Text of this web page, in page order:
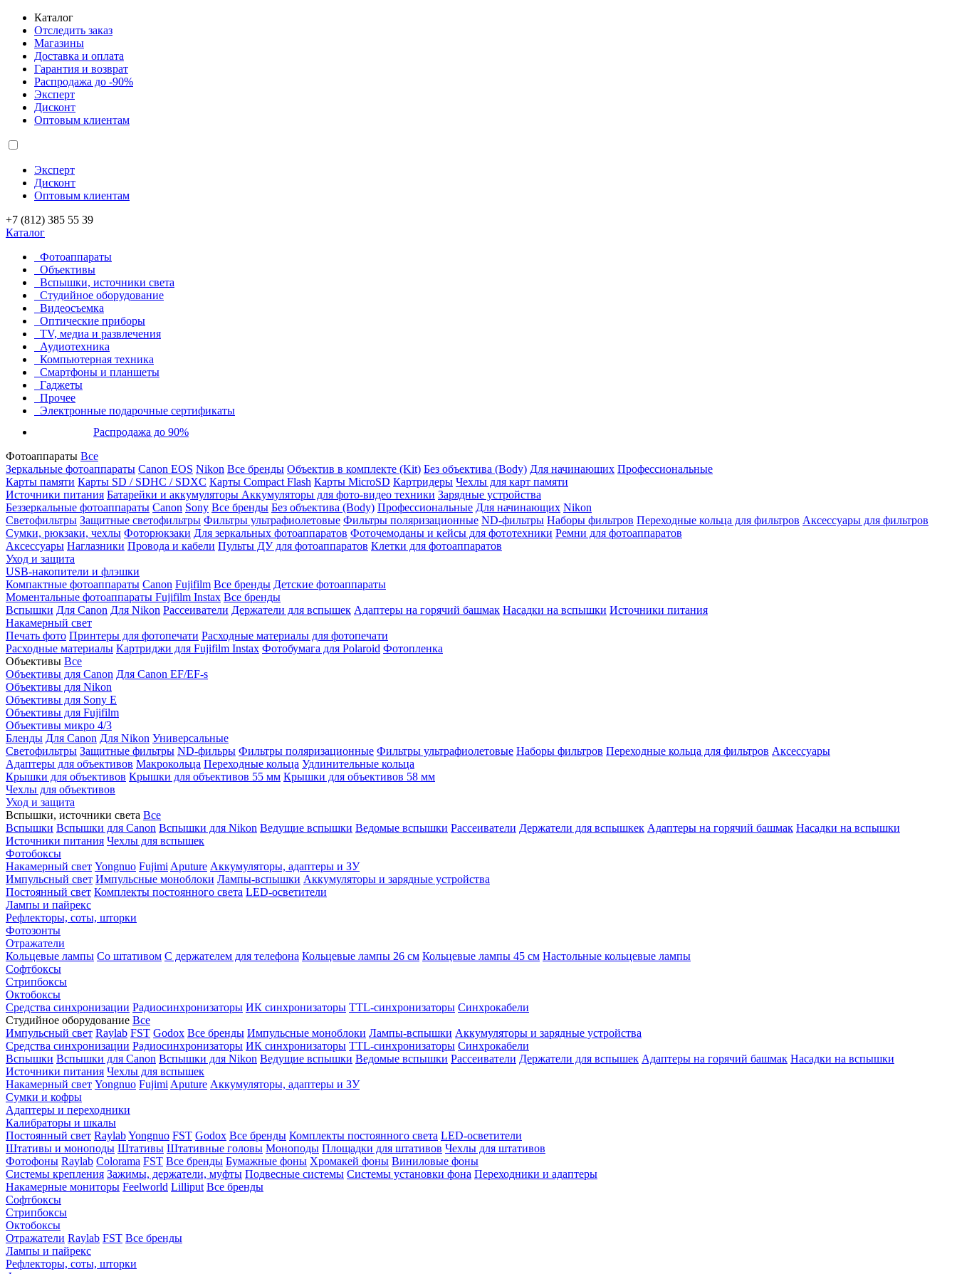
Каталог
Отследить заказ
Магазины
Доставка и оплата
Гарантия и возврат
Распродажа до -90%
Эксперт
Дисконт
Оптовым клиентам
Эксперт
Дисконт
Оптовым клиентам
+7 (812) 385 55 39
Каталог
Фотоаппараты
Объективы
Вспышки, источники света
Студийное оборудование
Видеосъемка
Оптические приборы
TV, медиа и развлечения
Аудиотехника
Компьютерная техника
Смартфоны и планшеты
Гаджеты
Прочее
Электронные подарочные сертификаты
Распродажа до 90%
Фотоаппараты Все
Зеркальные фотоаппараты Canon EOS Nikon Все бренды Объектив в комплекте (Kit) Без объектива (Body) Для начинающих Профессиональные
Карты памяти Карты SD / SDHC / SDXC Карты Compact Flash Карты MicroSD Картридеры Чехлы для карт памяти
Источники питания Батарейки и аккумуляторы Аккумуляторы для фото-видео техники Зарядные устройства
Беззеркальные фотоаппараты Canon Sony Все бренды Без объектива (Body) Профессиональные Для начинающих Nikon
Светофильтры Защитные светофильтры Фильтры ультрафиолетовые Фильтры поляризационные ND-фильтры Наборы фильтров Переходные кольца для фильтров Аксессуары для фильтров
Сумки, рюкзаки, чехлы Фоторюкзаки Для зеркальных фотоаппаратов Фоточемоданы и кейсы для фототехники Ремни для фотоаппаратов
Аксессуары Наглазники Провода и кабели Пульты ДУ для фотоаппаратов Клетки для фотоаппаратов
Уход и защита
USB-накопители и флэшки
Компактные фотоаппараты Canon Fujifilm Все бренды Детские фотоаппараты
Моментальные фотоаппараты Fujifilm Instax Все бренды
Вспышки Для Canon Для Nikon Рассеиватели Держатели для вспышек Адаптеры на горячий башмак Насадки на вспышки Источники питания
Накамерный свет
Печать фото Принтеры для фотопечати Расходные материалы для фотопечати
Расходные материалы Картриджи для Fujifilm Instax Фотобумага для Polaroid Фотопленка
Объективы Все
Объективы для Canon Для Canon EF/EF-s
Объективы для Nikon
Объективы для Sony E
Объективы для Fujifilm
Объективы микро 4/3
Бленды Для Canon Для Nikon Универсальные
Светофильтры Защитные фильтры ND-фильры Фильтры поляризационные Фильтры ультрафиолетовые Наборы фильтров Переходные кольца для фильтров Аксессуары
Адаптеры для объективов Макрокольца Переходные кольца Удлинительные кольца
Крышки для объективов Крышки для объективов 55 мм Крышки для объективов 58 мм
Чехлы для объективов
Уход и защита
Вспышки, источники света Все
Вспышки Вспышки для Canon Вспышки для Nikon Ведущие вспышки Ведомые вспышки Рассеиватели Держатели для вспышкек Адаптеры на горячий башмак Насадки на вспышки
Источники питания Чехлы для вспышек
Фотобоксы
Накамерный свет Yongnuo Fujimi Aputure Аккумуляторы, адаптеры и ЗУ
Импульсный свет Импульсные моноблоки Лампы-вспышки Аккумуляторы и зарядные устройства
Постоянный свет Комплекты постоянного света LED-осветители
Лампы и пайрекс
Рефлекторы, соты, шторки
Фотозонты
Отражатели
Кольцевые лампы Со штативом С держателем для телефона Кольцевые лампы 26 см Кольцевые лампы 45 см Настольные кольцевые лампы
Софтбоксы
Стрипбоксы
Октобоксы
Средства синхронизации Радиосинхронизаторы ИК синхронизаторы TTL-синхронизаторы Синхрокабели
Студийное оборудование Все
Импульсный свет Raylab FST Godox Все бренды Импульсные моноблоки Лампы-вспышки Аккумуляторы и зарядные устройства
Средства синхронизации Радиосинхронизаторы ИК синхронизаторы TTL-синхронизаторы Синхрокабели
Вспышки Вспышки для Canon Вспышки для Nikon Ведущие вспышки Ведомые вспышки Рассеиватели Держатели для вспышек Адаптеры на горячий башмак Насадки на вспышки
Источники питания Чехлы для вспышек
Накамерный свет Yongnuo Fujimi Aputure Аккумуляторы, адаптеры и ЗУ
Сумки и кофры
Адаптеры и переходники
Калибраторы и шкалы
Постоянный свет RaylabYongnuo FST Godox Все бренды Комплекты постоянного света LED-осветители
Штативы и моноподы Штативы Штативные головы Моноподы Площадки для штативов Чехлы для штативов
Фотофоны Raylab Colorama FST Все бренды Бумажные фоны Хромакей фоны Виниловые фоны
Системы крепления Зажимы, держатели, муфты Подвесные системы Системы установки фона Переходники и адаптеры
Накамерные мониторы Feelworld Lilliput Все бренды
Софтбоксы
Стрипбоксы
Октобоксы
Отражатели Raylab FST Все бренды
Лампы и пайрекс
Рефлекторы, соты, шторки